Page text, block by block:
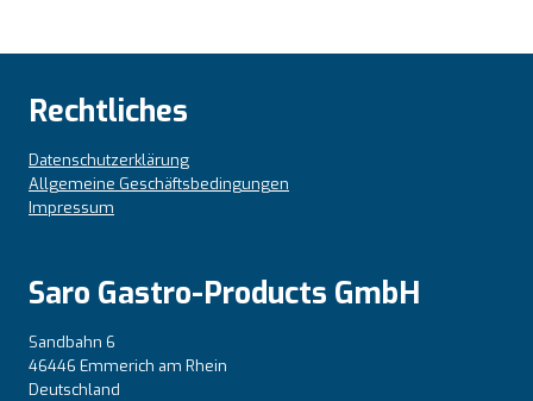
Rechtliches
Datenschutzerklärung
Allgemeine Geschäftsbedingungen
Impressum
Saro Gastro-Products GmbH
Sandbahn 6
46446 Emmerich am Rhein
Deutschland